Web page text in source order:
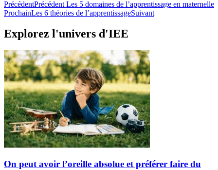
PrécédentPrécédent Les 5 domaines de l’apprentissage en maternelle
ProchainLes 6 théories de l’apprentissageSuivant
Explorez l'univers d'IEE
On peut avoir l’oreille absolue et préférer faire du